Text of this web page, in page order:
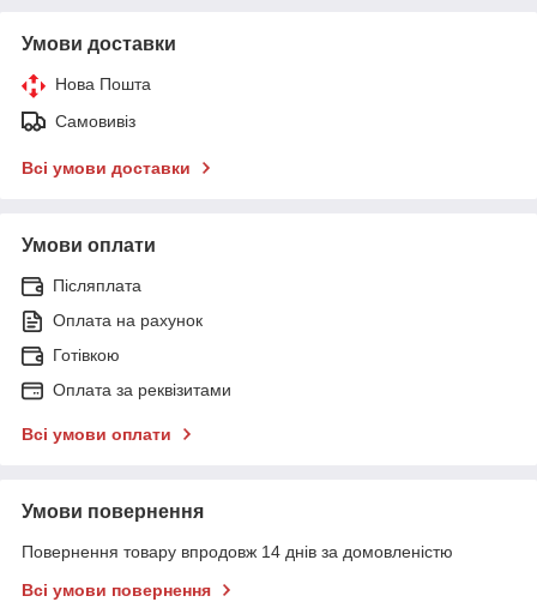
Умови доставки
Нова Пошта
Самовивіз
Всі умови доставки
Умови оплати
Післяплата
Оплата на рахунок
Готівкою
Оплата за реквізитами
Всі умови оплати
Умови повернення
Повернення товару впродовж 14 днів за домовленістю
Всі умови повернення